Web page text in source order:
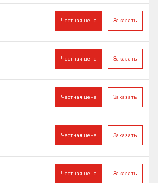
Заказать
Честная цена
Заказать
Честная цена
Заказать
Честная цена
Заказать
Честная цена
Заказать
Честная цена